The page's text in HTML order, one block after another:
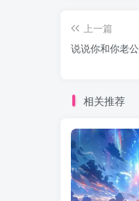
上一篇
说说你和你老
相关推荐